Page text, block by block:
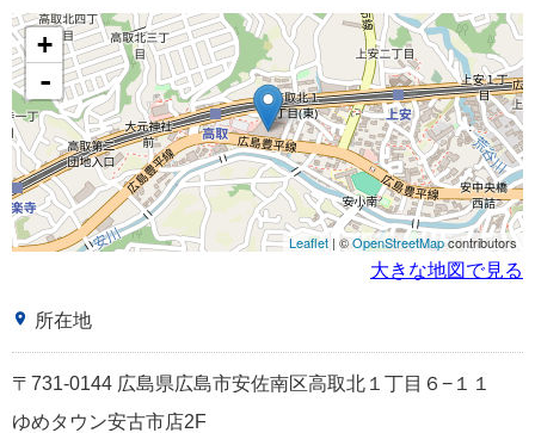
+
-
Leaflet | ©OpenStreetMapcontributors
大きな地図で見る
place 所在地
〒731-0144 広島県広島市安佐南区高取北１丁目６−１１
ゆめタウン安古市店2F